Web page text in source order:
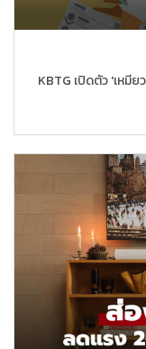
KBTG เปิดตัว 'เหมี